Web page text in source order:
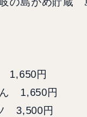
1,650円
ん 1,650円
3,500円